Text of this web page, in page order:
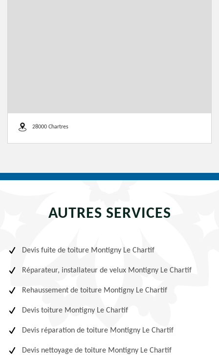
28000 Chartres
AUTRES SERVICES
Devis fuite de toiture Montigny Le Chartif
Réparateur, installateur de velux Montigny Le Chartif
Rehaussement de toiture Montigny Le Chartif
Devis toiture Montigny Le Chartif
Devis réparation de toiture Montigny Le Chartif
Devis nettoyage de toiture Montigny Le Chartif